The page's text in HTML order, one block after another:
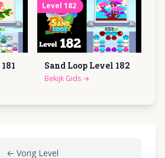
181
Level 182
Sand Loop Level 182
Bekijk Gids →
← Vorig Level